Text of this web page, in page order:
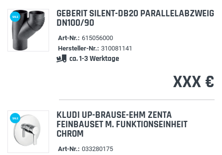
SALE GEBERIT SILENT-DB20 PARALLELABZWEIG
DN100/90
Art-Nr.: 615056000
Hersteller-Nr.: 310081141
ca. 1-3 Werktage
XXX €
SALE KLUDI UP-BRAUSE-EHM ZENTA
FEINBAUSET M. FUNKTIONSEINHEIT
CHROM
Art-Nr.: 033280175